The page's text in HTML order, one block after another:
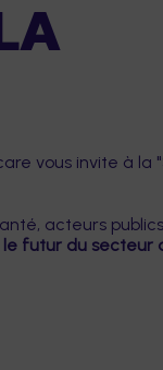
vous invite à la "
acteurs
futur du secteur